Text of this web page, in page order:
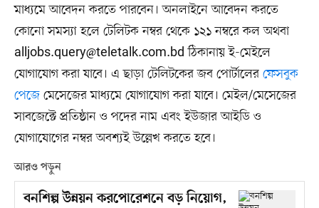
মাধ্যমে আবেদন করতে পারবেন। অনলাইনে আবেদন করতে
কোনো সমস্যা হলে টেলিটক নম্বর থেকে ১২১ নম্বরে কল অথবা
alljobs.query@teletalk.com.bd ঠিকানায় ই-মেইলে
যোগাযোগ করা যাবে। এ ছাড়া টেলিটকের জব পোর্টালের ফেসবুক
পেজেমেসেজের মাধ্যমে যোগাযোগ করা যাবে। মেইল/মেসেজের
সাবজেক্টে প্রতিষ্ঠান ও পদের নাম এবং ইউজার আইডি ও
যোগাযোগের নম্বর অবশ্যই উল্লেখ করতে হবে।
আরও পড়ুন
বনশিল্প উন্নয়ন করপোরেশনে বড় নিয়োগ,